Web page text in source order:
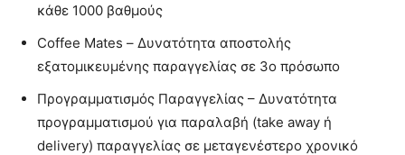
κάθε 1000 βαθμούς
Coffee Mates – Δυνατότητα αποστολής
εξατομικευμένης παραγγελίας σε 3ο πρόσωπο
Προγραμματισμός Παραγγελίας – Δυνατότητα
προγραμματισμού για παραλαβή (take away ή
delivery) παραγγελίας σε μεταγενέστερο χρονικό